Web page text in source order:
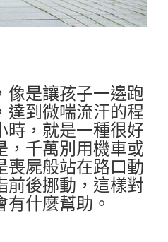
像是讓孩子一邊跑
達到微喘流汗的程
時，就是一種很好
，千萬別用機車或
喪屍般站在路口動
前後挪動，這樣對
什麼幫助。